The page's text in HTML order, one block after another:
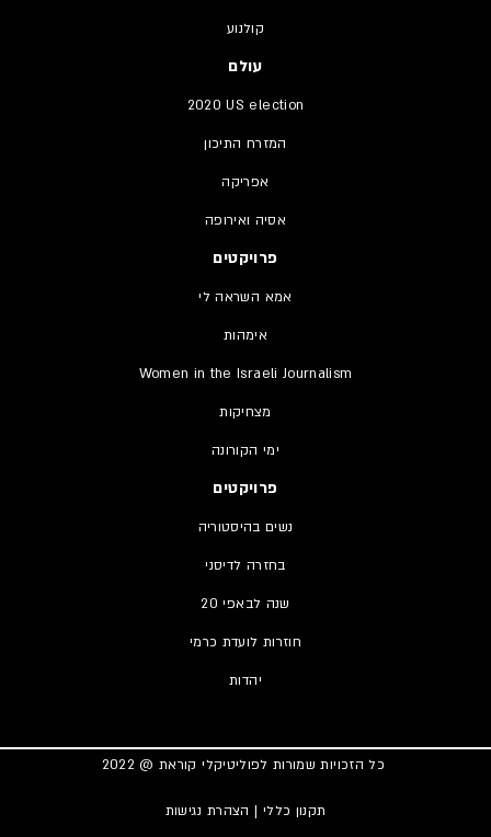
קולנוע
עולם
2020 US election
המזרח התיכון
אפריקה
אסיה ואירופה
פרויקטים
אמא השראה לי
אימהות
Women in the Israeli Journalism
מצחיקות
ימי הקורונה
פרויקטים
נשים בהיסטוריה
בחזרה לדיסני
20 שנה לבאפי
חוזרות לועדת כרמי
יהדות
תקנון כללי | הצהרת נגישות